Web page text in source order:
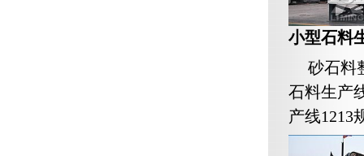
小型石料
砂石料
石料生产
产线1213